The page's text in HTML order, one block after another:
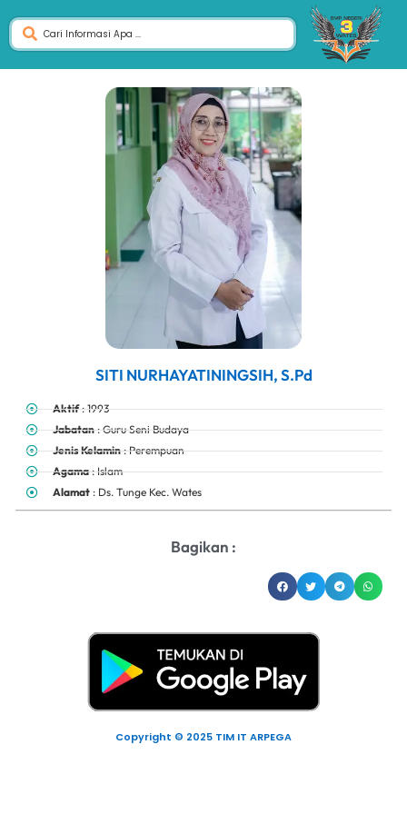
SITI NURHAYATININGSIH, S.Pd
Aktif: 1993
Jabatan: Guru Seni Budaya
Jenis Kelamin: Perempuan
Agama: Islam
Alamat : Ds. Tunge Kec. Wates
Bagikan :
Copyright © 2025 TIM IT ARPEGA